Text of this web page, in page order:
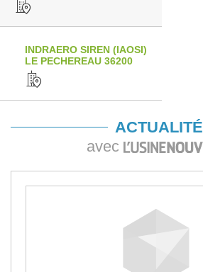
INDRAERO SIREN (IAOSI)
LE PECHEREAU 36200
ACTUALITÉ
avec